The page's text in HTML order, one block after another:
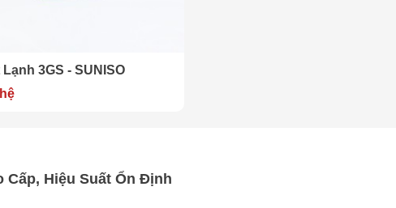
Lạnh 3GS - SUNISO
Cấp, Hiệu Suất Ổn Định